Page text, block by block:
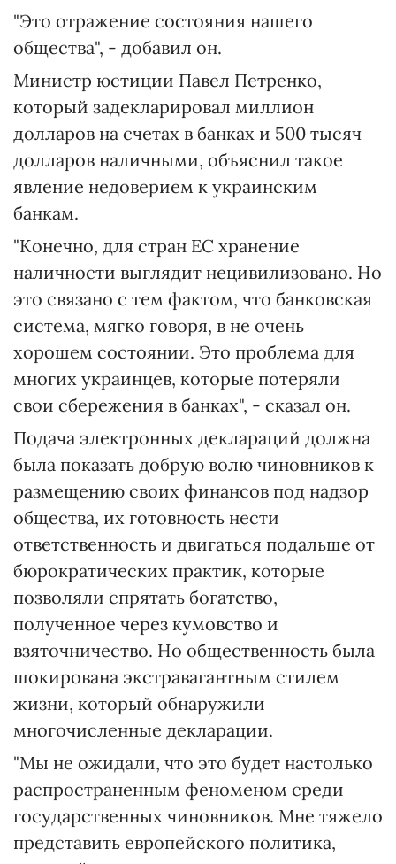
"Это отражение состояния нашего
общества", - добавил он.
Министр юстиции Павел Петренко,
который задекларировал миллион
долларов на счетах в банках и 500 тысяч
долларов наличными, объяснил такое
явление недоверием к украинским
банкам.
"Конечно, для стран ЕС хранение
наличности выглядит нецивилизовано. Но
это связано с тем фактом, что банковская
система, мягко говоря, в не очень
хорошем состоянии. Это проблема для
многих украинцев, которые потеряли
свои сбережения в банках", - сказал он.
Подача электронных деклараций должна
была показать добрую волю чиновников к
размещению своих финансов под надзор
общества, их готовность нести
ответственность и двигаться подальше от
бюрократических практик, которые
позволяли спрятать богатство,
полученное через кумовство и
взяточничество. Но общественность была
шокирована экстравагантным стилем
жизни, который обнаружили
многочисленные декларации.
"Мы не ожидали, что это будет настолько
распространенным феноменом среди
государственных чиновников. Мне тяжело
представить европейского политика,